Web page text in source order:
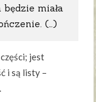
miała
(…)
jest
i są listy –